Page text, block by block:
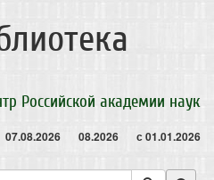
Российской академии наук
07.08.2026 08.2026 с 01.01.2026